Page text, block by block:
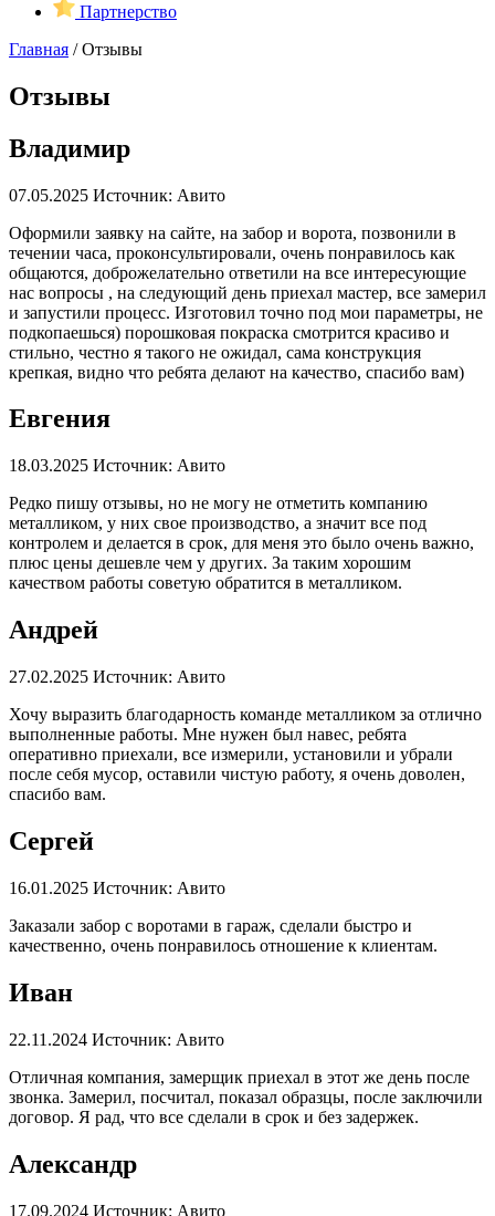
Партнерство
Главная /Отзывы
Отзывы
Владимир
07.05.2025 Источник: Авито
Оформили заявку на сайте, на забор и ворота, позвонили в
течении часа, проконсультировали, очень понравилось как
общаются, доброжелательно ответили на все интересующие
нас вопросы , на следующий день приехал мастер, все замерил
и запустили процесс. Изготовил точно под мои параметры, не
подкопаешься) порошковая покраска смотрится красиво и
стильно, честно я такого не ожидал, сама конструкция
крепкая, видно что ребята делают на качество, спасибо вам)
Евгения
18.03.2025 Источник: Авито
Редко пишу отзывы, но не могу не отметить компанию
металликом, у них свое производство, а значит все под
контролем и делается в срок, для меня это было очень важно,
плюс цены дешевле чем у других. За таким хорошим
качеством работы советую обратится в металликом.
Андрей
27.02.2025 Источник: Авито
Хочу выразить благодарность команде металликом за отлично
выполненные работы. Мне нужен был навес, ребята
оперативно приехали, все измерили, установили и убрали
после себя мусор, оставили чистую работу, я очень доволен,
спасибо вам.
Сергей
16.01.2025 Источник: Авито
Заказали забор с воротами в гараж, сделали быстро и
качественно, очень понравилось отношение к клиентам.
Иван
22.11.2024 Источник: Авито
Отличная компания, замерщик приехал в этот же день после
звонка. Замерил, посчитал, показал образцы, после заключили
договор. Я рад, что все сделали в срок и без задержек.
Александр
17.09.2024 Источник: Авито